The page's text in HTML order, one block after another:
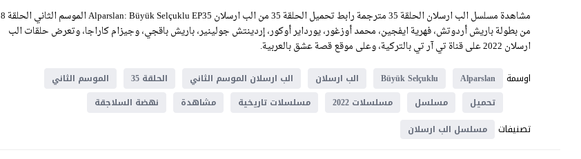
مشاهدة مسلسل الب ارسلان الحلقة 35 مترجمة رابط تحميل الحلقة 35 من الب ارسلان Alparslan: Büyük Selçuklu EP35 الموسم الثاني الحلقة 8
من بطولة باريش أردوتش، فهرية ايفجين، محمد أوزغور، يورداير أوكور، إردينتش جولينير، باريش باقجي، وجيزام كاراجا، وتعرض حلقات الب
ارسلان 2022 على قناة تي آر تي بالتركية، وعلى موقع قصة عشق بالعربية.
اوسمة
Alparslan
Büyük Selçuklu الب ارسلان الب ارسلان الموسم الثاني الحلقة 35
الموسم الثاني
تحميل
مسلسل مسلسلات 2022 مسلسلات تاريخية مشاهدة نهضة السلاجقة
تصنيفات مسلسل الب ارسلان